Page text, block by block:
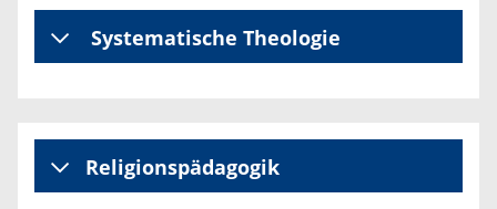
Systematische Theologie
Religionspädagogik